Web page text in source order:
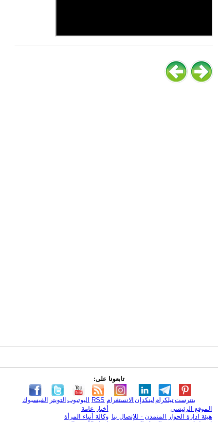
تابعونا على:
الفيسبوك التويتر اليوتيوب RSS الانستغرام لينكدإن تيلكرامبنترست
الموقع الرئيسي
هيئة ادارة الحوار المتمدن - للإتصال بنا
أخبار عامة
وكالة أنباء المرأة